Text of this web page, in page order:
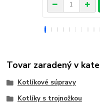
Tovar zaradený v
Kotlíkové súpravy
Kotlíky s trojnožkou